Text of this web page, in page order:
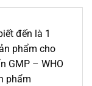
đến là 1
phẩm cho
GMP – WHO
phẩm